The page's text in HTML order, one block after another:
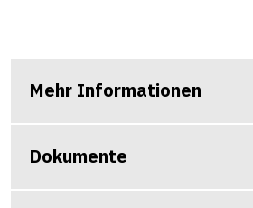
Mehr Informationen
Dokumente